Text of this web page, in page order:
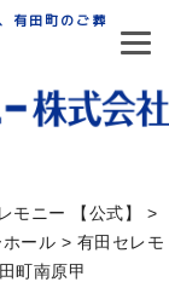
田町のご葬儀なら
モニー 【公式】
>
ール > 有田セレモ
町南原甲